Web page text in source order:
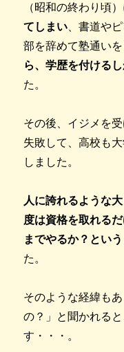
（昭和の終わり頃）
てしまい 、書道や
部を辞めて塾通いを
ら、学歴を付ける
た。
その後、イジメを
失敗して、高校も
しました。
人に誇れるような
度は資格を取れる
までやるか？とい
た。
そのような経緯も
の？」と聞かれる
す・・・。